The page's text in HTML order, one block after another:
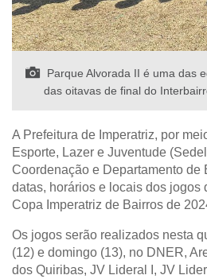
Parque Alvorada II é uma das
das oitavas de final do
A Prefeitura de Imperatriz, por
Esporte, Lazer e Juventude
Coordenação e Departamento de
datas, horários e locais dos jogos
Copa Imperatriz de Bairros de
Os jogos serão realizados nesta
(12) e domingo (13), no DNER,
dos Quiribas, JV Lideral I, JV